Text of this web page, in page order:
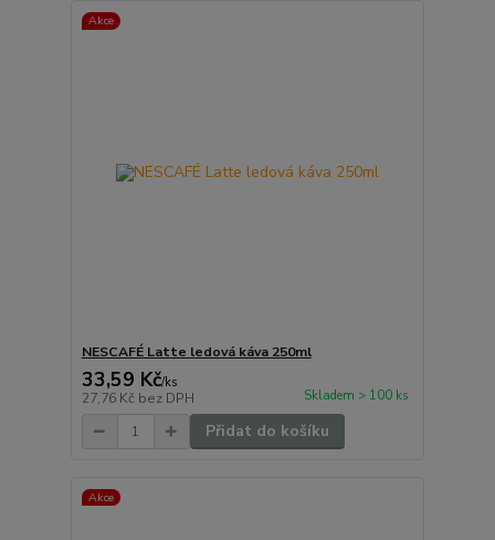
Akce
NESCAFÉ Latte ledová káva 250ml
33,59 Kč/ks
27,76 Kč bez DPH Skladem > 100 ks
Přidat do košíku
Akce